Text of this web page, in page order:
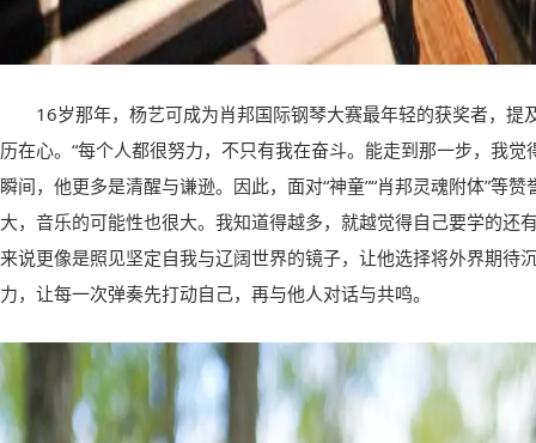
16岁那年，杨艺可成为肖邦国际钢琴大赛最年轻的获奖者，提
历在心。“每个人都很努力，不只有我在奋斗。能走到那一步，我觉
瞬间，他更多是清醒与谦逊。因此，面对“神童”“肖邦灵魂附体”等
大，音乐的可能性也很大。我知道得越多，就越觉得自己要学的还
来说更像是照见坚定自我与辽阔世界的镜子，让他选择将外界期待
力，让每一次弹奏先打动自己，再与他人对话与共鸣。